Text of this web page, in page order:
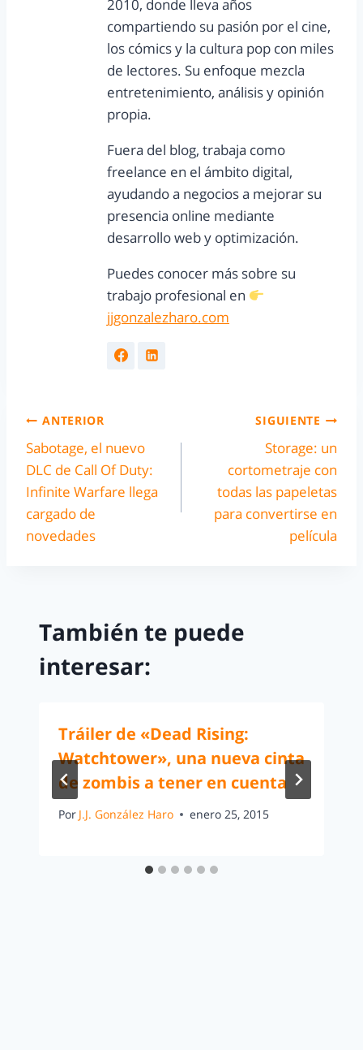
2010, donde lleva años
compartiendo su pasión por el cine,
los cómics y la cultura pop con miles
de lectores. Su enfoque mezcla
entretenimiento, análisis y opinión
propia.
Fuera del blog, trabaja como
freelance en el ámbito digital,
ayudando a negocios a mejorar su
presencia online mediante
desarrollo web y optimización.
Puedes conocer más sobre su
trabajo profesional en
jjgonzalezharo.com
ANTERIOR
Sabotage, el nuevo
DLC de Call Of Duty:
Infinite Warfare llega
cargado de
novedades
SIGUIENTE
Storage: un
cortometraje con
todas las papeletas
para convertirse en
película
También te puede
interesar:
Tráiler de «Dead Rising:
Watchtower», una nueva cinta
de zombis a tener en cuenta
Por J.J. González Haro enero 25, 2015